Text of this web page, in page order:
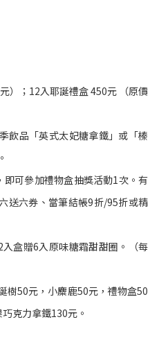
）；12入耶誕禮盒 450元 （原價
飲品「英式太妃糖拿鐵」或「榛
可參加禮物盒抽獎活動1次。有
送六券、當筆結帳9折/95折或精
盒贈6入原味糖霜甜甜圈。（每
樹50元，小麋鹿50元，禮物盒50
克力拿鐵130元。